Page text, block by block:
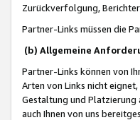
Zurückverfolgung,
Partner-Links müssen die
(b) Allgemeine
Partner-Links können von
Arten von Links nicht
Gestaltung und Platzierung
auch Ihnen von uns